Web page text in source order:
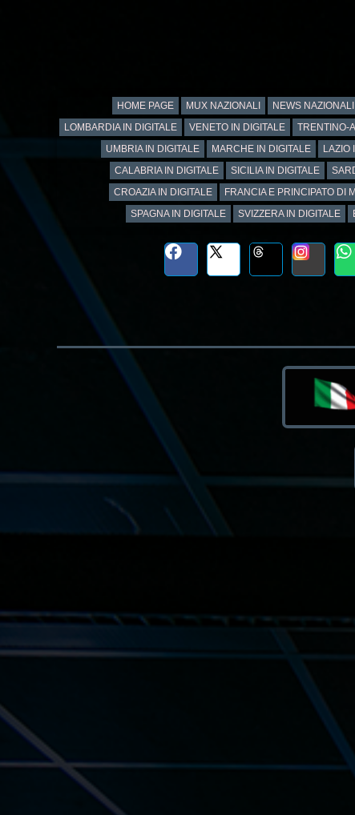
HOME PAGE MUX NAZIONALI NEWS NAZIONALI
LOMBARDIA IN DIGITALE
VENETO IN DIGITALE TRENTINO-
UMBRIA IN DIGITALE
MARCHE IN DIGITALE LAZIO
CALABRIA IN DIGITALE
SICILIA IN DIGITALE
CROAZIA IN DIGITALE
FRANCIA E PRINCIPATO DI
SPAGNA IN DIGITALE
SVIZZERA IN DIGITALE